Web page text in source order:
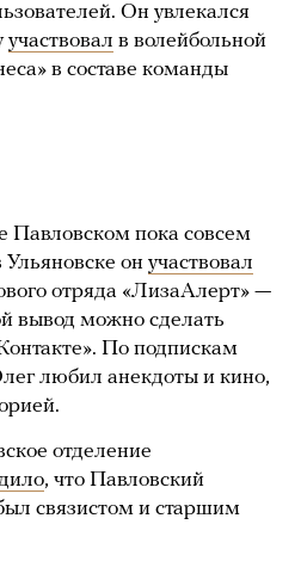
Он увлекался
участвовал в волейбольной
в составе команды
пока совсем
он участвовал
отряда «ЛизаАлерт» —
вывод можно сделать
По подпискам
любил анекдоты и кино,
отделение
, что Павловский
связистом и старшим